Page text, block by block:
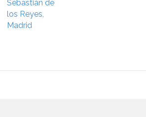
Sebastián de
los Reyes,
Madrid